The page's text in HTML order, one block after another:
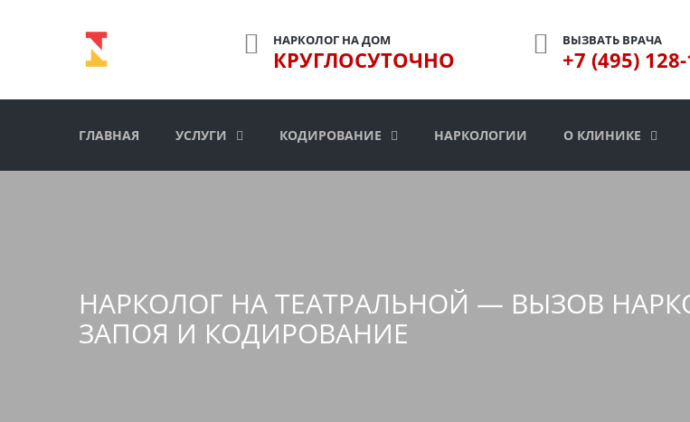
НАРКОЛОГ НА ДОМ
КРУГЛОСУТОЧНО
ВЫЗВАТЬ ВРАЧА
+7 (495)
ГЛАВНАЯ УСЛУГИ КОДИРОВАНИЕ НАРКОЛОГИИ О КЛИНИКЕ
НАРКОЛОГ НА ТЕАТРАЛЬНОЙ — ВЫЗОВ
ЗАПОЯ И КОДИРОВАНИЕ